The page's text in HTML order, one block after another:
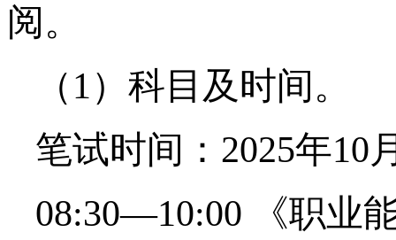
阅。
（1）科目及时间。
笔试时间：2025年10
08:30—10:00 《职业